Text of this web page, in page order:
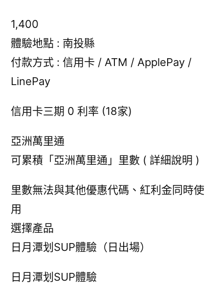
1,400
體驗地點 : 南投縣
付款方式 : 信用卡 / ATM / ApplePay /
LinePay
信用卡三期 0 利率 (18家)
亞洲萬里通
可累積「亞洲萬里通」里數 ( 詳細說明 )
里數無法與其他優惠代碼、紅利金同時使
用
選擇產品
日月潭划SUP體驗（日出場）
日月潭划SUP體驗